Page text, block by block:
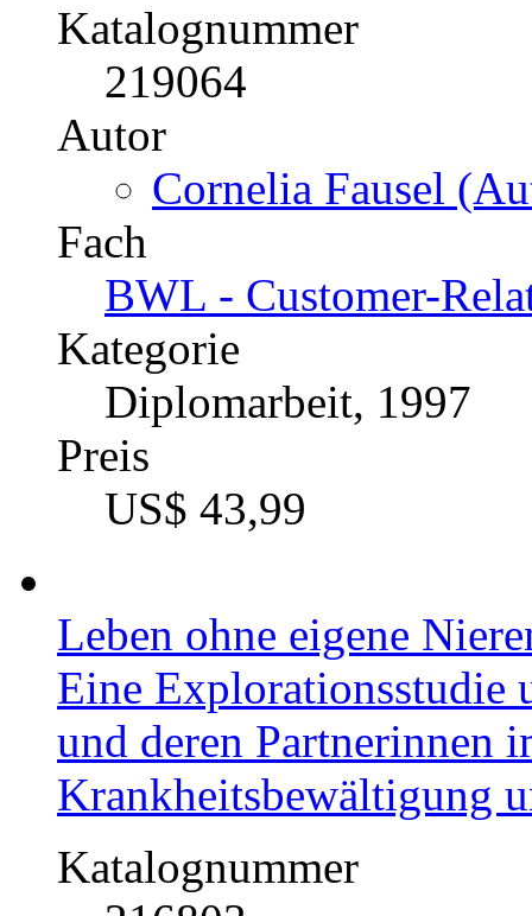
Katalognummer
219064
Autor
Cornelia Fausel
Fach
BWL - Customer-
Kategorie
Diplomarbeit, 1997
Preis
US$ 43,99
Leben ohne eigene
Eine Explorationsstudie
und deren Partnerinnen
Krankheitsbewältigung
Katalognummer